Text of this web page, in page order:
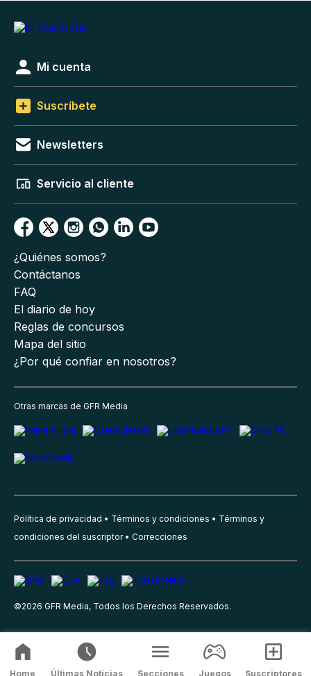
Mi cuenta
Suscríbete
Newsletters
Servicio al cliente
¿Quiénes somos?
Contáctanos
FAQ
El diario de hoy
Reglas de concursos
Mapa del sitio
¿Por qué confiar en nosotros?
Otras marcas de GFR Media
Política de privacidad Términos y condiciones
Términos y
condiciones del suscriptor
Correcciones
©2026 GFR Media, Todos los Derechos Reservados.
Home Últimas Noticias Secciones Juegos Suscriptores